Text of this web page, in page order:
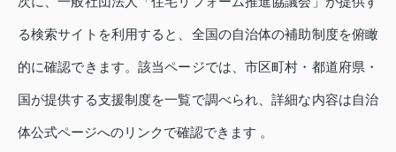
る検索サイトを利用すると、全国の自治体の補助制度を俯瞰
的に確認できます。該当ページでは、市区町村・都道府県・
国が提供する支援制度を一覧で調べられ、詳細な内容は自治
体公式ページへのリンクで確認できます 。